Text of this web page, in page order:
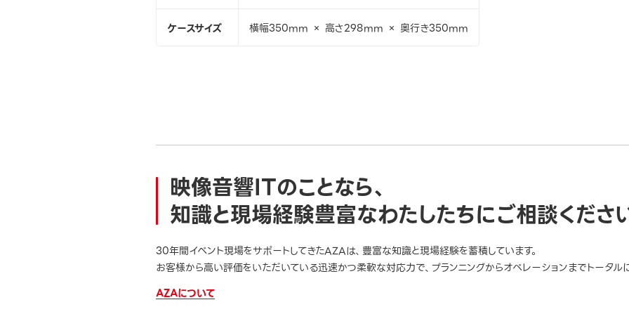
ケースサイズ 横幅350mm × 高さ298mm × 奥行き350mm
映像音響ITのことなら、
知識と現場経験豊富なわたしたちにご相談くださ
30年間イベント現場をサポートしてきたAZAは、豊富な知識と現場経験を蓄積しています。
お客様から高い評価をいただいている迅速かつ柔軟な対応力で、プランニングからオペレーションまでトータル
AZAについて